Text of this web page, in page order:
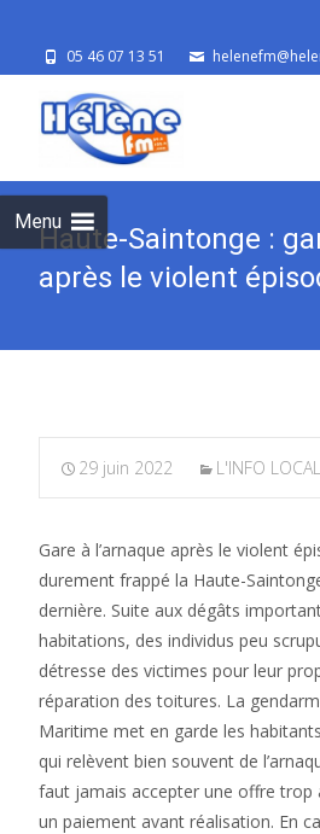
05 46 07 13 51
Menu
Haute-Saintonge :
après le violent
29 juin 2022 L'INFO
Gare à l’arnaque après le violent
durement frappé la Haute-
dernière. Suite aux dégâts
habitations, des individus peu
détresse des victimes pour leur
réparation des toitures. La
Maritime met en garde les
qui relèvent bien souvent de
faut jamais accepter une offre trop
un paiement avant réalisation. En